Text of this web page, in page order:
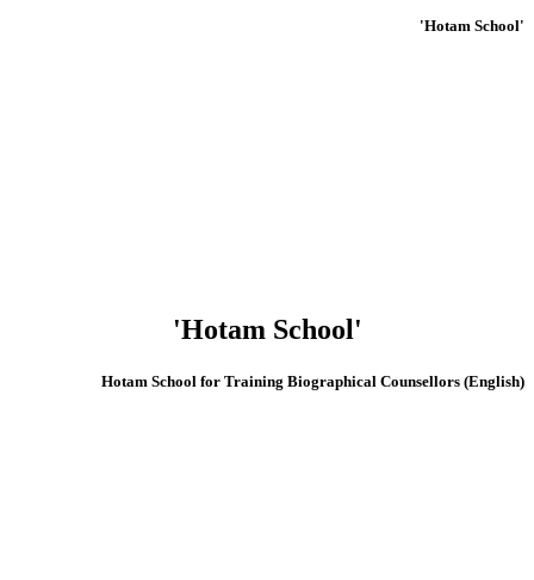
'Hotam School'
'Hotam School'
(English) Hotam School for Training Biographical Counsellors